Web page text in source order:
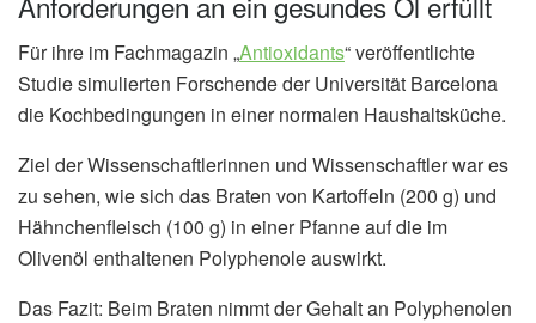
Für ihre im Fachmagazin „Antioxidants“ veröffentlichte
Studie simulierten Forschende der Universität Barcelona
die Kochbedingungen in einer normalen Haushaltsküche.
Ziel der Wissenschaftlerinnen und Wissenschaftler war es
zu sehen, wie sich das Braten von Kartoffeln (200 g) und
Hähnchenfleisch (100 g) in einer Pfanne auf die im
Olivenöl enthaltenen Polyphenole auswirkt.
Das Fazit: Beim Braten nimmt der Gehalt an Polyphenolen